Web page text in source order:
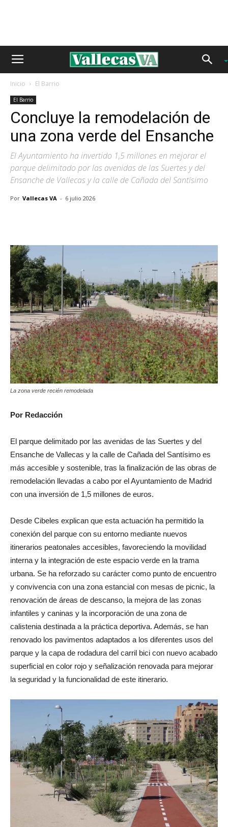
Inicio El Barrio
El Barrio
Concluye la remodelación de
una zona verde del Ensanche
El Ayuntamiento ha invertido 1,5 millones en mejorar el
parque delimitado por las avenidas de las Suertes y del
Ensanche de Vallecas y la calle de Cañada del Santísimo
Por Vallecas VA - 6 julio 2026
La zona verde recién remodelada
Por Redacción
El parque delimitado por las avenidas de las Suertes y del
Ensanche de Vallecas y la calle de Cañada del Santísimo es
más accesible y sostenible, tras la finalización de las obras de
remodelación llevadas a cabo por el Ayuntamiento de Madrid
con una inversión de 1,5 millones de euros.
Desde Cibeles explican que esta actuación ha permitido la
conexión del parque con su entorno mediante nuevos
itinerarios peatonales accesibles, favoreciendo la movilidad
interna y la integración de este espacio verde en la trama
urbana. Se ha reforzado su carácter como punto de encuentro
y convivencia con una zona estancial con mesas de picnic, la
renovación de áreas de descanso, la mejora de las zonas
infantiles y caninas y la incorporación de una zona de
calistenia destinada a la práctica deportiva. Además, se han
renovado los pavimentos adaptados a los diferentes usos del
parque y la capa de rodadura del carril bici con nuevo acabado
superficial en color rojo y señalización renovada para mejorar
la seguridad y la funcionalidad de este itinerario.